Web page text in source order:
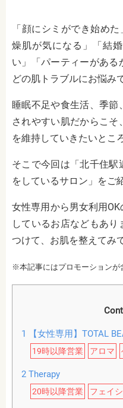
「顔にシミができ始め
燥肌が気になる」「結
い」「パーティーがある
どの肌トラブルにお悩み
睡眠不足や食生活、季節
されやすい肌だからこ
を維持していきたいとこ
そこで今回は「北千住駅
をしているサロン」をご
女性専用から男女利用
しているお店などもあ
つけて、お肌を整えてみ
※本記事にはプロモーションが
1 【女性専用】TOTAL
19時以降営業 アロマ
2Therapy
20時以降営業 フェイ